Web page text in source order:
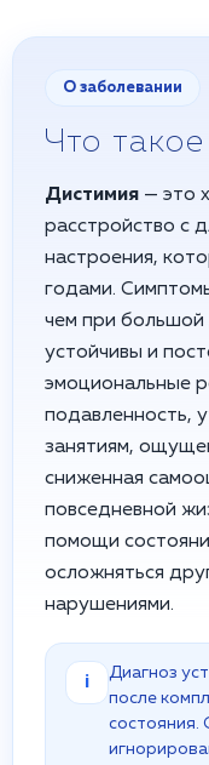
О заболевании
Что
Дистимия — это
расстройство с
настроения,
годами.
чем при большой
устойчивы и
эмоциональные
подавленность,
занятиям,
сниженная
повседневной
помощи
осложняться
нарушениями.
i
Диагноз
после
состояния.